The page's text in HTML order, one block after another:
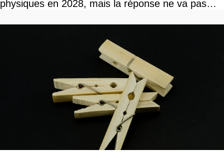
physiques en 2028, mais la réponse ne va pas